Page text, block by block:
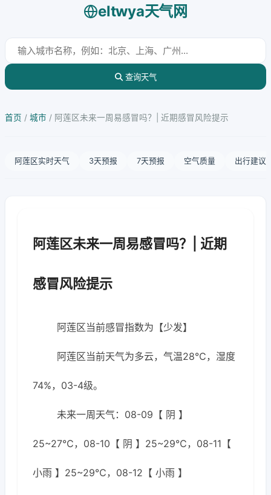
eltwya天气网
查询天气
首页 / 城市 / 阿莲区未来一周易感冒吗？| 近期感冒风险提示
阿莲区实时天气 3天预报 7天预报 空气质量 出行建议
阿莲区未来一周易感冒吗？| 近期
感冒风险提示
阿莲区当前感冒指数为【少发】
阿莲区当前天气为多云，气温28℃，湿度
74%，03-4级。
未来一周天气：08-09【 阴 】
25~27℃，08-10【 阴 】25~29℃，08-11【
小雨 】25~29℃，08-12【 小雨 】